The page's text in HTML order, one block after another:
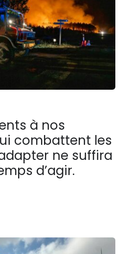
à nos
combattent les
ne suffira
d’agir.